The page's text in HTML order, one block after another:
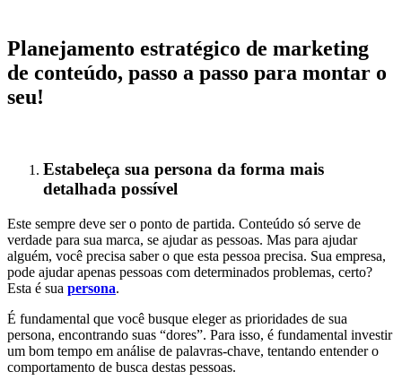
Planejamento estratégico de marketing
de conteúdo, passo a passo para montar o
seu!
Estabeleça sua persona da forma mais
detalhada possível
Este sempre deve ser o ponto de partida. Conteúdo só serve de
verdade para sua marca, se ajudar as pessoas. Mas para ajudar
alguém, você precisa saber o que esta pessoa precisa. Sua empresa,
pode ajudar apenas pessoas com determinados problemas, certo?
Esta é sua persona.
É fundamental que você busque eleger as prioridades de sua
persona, encontrando suas “dores”. Para isso, é fundamental investir
um bom tempo em análise de palavras-chave, tentando entender o
comportamento de busca destas pessoas.